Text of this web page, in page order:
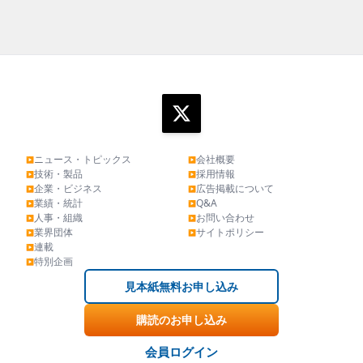
▶ ニュース・トピックス
▶ 技術・製品
▶ 企業・ビジネス
▶ 業績・統計
▶ 人事・組織
▶ 業界団体
▶ 連載
▶ 特別企画
▶ 会社概要
▶ 採用情報
▶ 広告掲載について
▶ Q&A
▶ お問い合わせ
▶ サイトポリシー
見本紙無料お申し込み
購読のお申し込み
会員ログイン